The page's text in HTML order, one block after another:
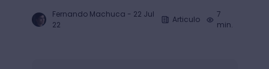
Fernando Machuca - 22 Jul
22
Articulo
7
min.